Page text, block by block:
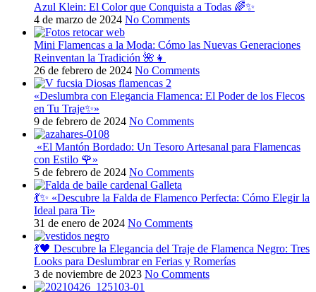
Azul Klein: El Color que Conquista a Todas 🌈✨
4 de marzo de 2024 No Comments
Mini Flamencas a la Moda: Cómo las Nuevas Generaciones
Reinventan la Tradición 🌺👧
26 de febrero de 2024 No Comments
«Deslumbra con Elegancia Flamenca: El Poder de los Flecos
en Tu Traje✨»
9 de febrero de 2024 No Comments
«El Mantón Bordado: Un Tesoro Artesanal para Flamencas
con Estilo 🌹»
5 de febrero de 2024 No Comments
💃✨ «Descubre la Falda de Flamenco Perfecta: Cómo Elegir la
Ideal para Ti»
31 de enero de 2024 No Comments
💃🖤 Descubre la Elegancia del Traje de Flamenca Negro: Tres
Looks para Deslumbrar en Ferias y Romerías
3 de noviembre de 2023 No Comments